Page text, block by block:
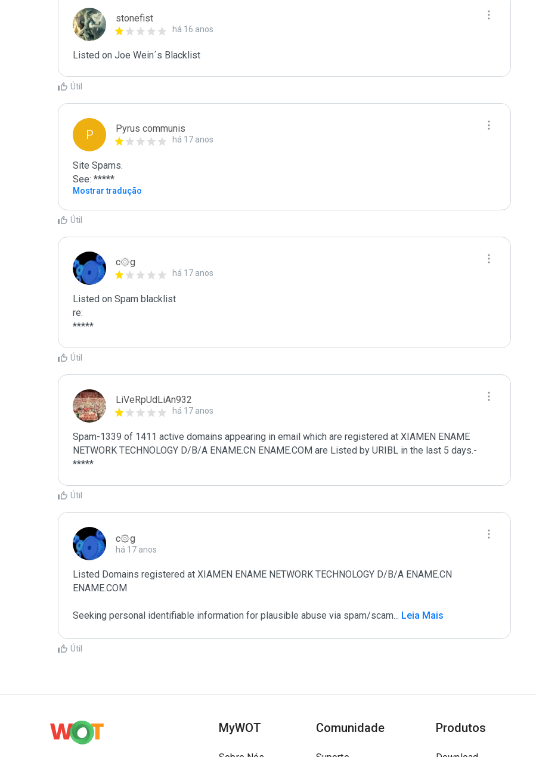
stonefist
há 16 anos
Listed on Joe Wein´s Blacklist
Útil
P Pyrus communis
há 17 anos
Site Spams.
See: *****
Mostrar tradução
Útil
c۞g
há 17 anos
Listed on Spam blacklist
re:
*****
Útil
LiVeRpUdLiAn932
há 17 anos
Spam-1339 of 1411 active domains appearing in email which are registered at XIAMEN ENAME
NETWORK TECHNOLOGY D/B/A ENAME.CN ENAME.COM are Listed by URIBL in the last 5 days.-
*****
Útil
c۞g
há 17 anos
Listed Domains registered at XIAMEN ENAME NETWORK TECHNOLOGY D/B/A ENAME.CN
ENAME.COM
Seeking personal identifiable information for plausible abuse via spam/scam... Leia Mais
Útil
MyWOT Comunidade Produtos